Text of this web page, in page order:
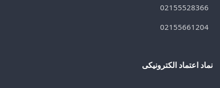
نماد اعتماد الکترونیکی